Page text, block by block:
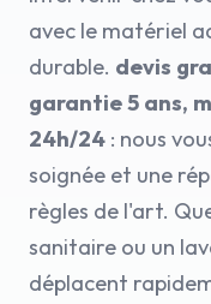
avec le matériel
durable. devis
garantie 5 ans,
24h/24 : nous
soignée et une
règles de l'art.
sanitaire ou un
déplacent